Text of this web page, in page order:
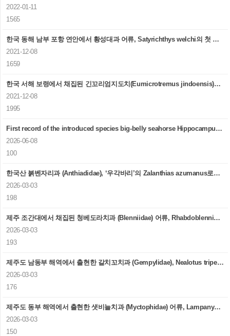
2022-01-11
1565
한국 동해 남부 포항 연안에서 황성대과 어류, Satyrichthys welchi의 첫 출현
2021-12-08
1659
한국 서해 보령에서 채집된 긴꼬리엄지도치(Eumicrotremus jindoensis)의 지역 확장 및 지리적 변이에 관한 새로운 발견
2021-12-08
1995
First record of the introduced species big-belly seahorse Hippocampus abdominalis Lesson, 1827 in South Korea
2026-06-08
100
한국산 붉벤자리과 (Anthiadidae), ‘우각바리’의 Zalanthias azumanus로의 학명 변경
2026-03-03
198
제주 조간대에서 채집된 청베도라치과 (Blenniidae) 어류, Rhabdoblennius nitidus의 첫 기록
2026-03-03
193
제주도 남동부 해역에서 출현한 갈치꼬치과 (Gempylidae), Nealotus tripes 치어의 첫 보고
2026-03-03
176
제주도 동부 해역에서 출현한 샛비늘치과 (Myctophidae) 어류, Lampanyctus alatus 치어의 첫 보고
2026-03-03
150